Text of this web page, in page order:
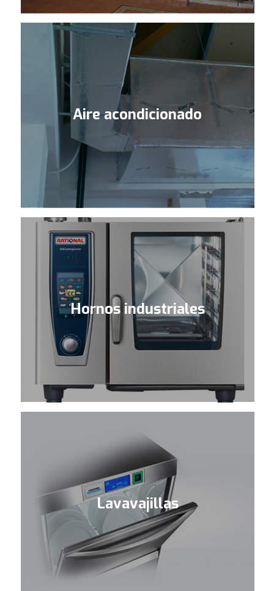
Aire acondicionado
Hornos industriales
Lavavajillas